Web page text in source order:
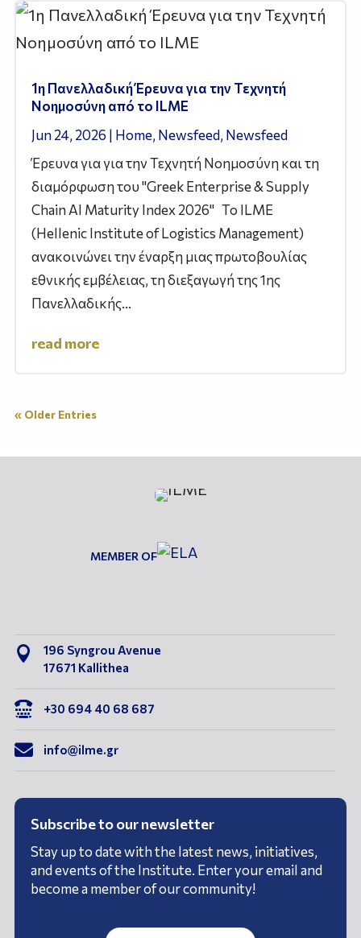
1η Πανελλαδική Έρευνα για την Τεχνητή
Νοημοσύνη από το ILME
Jun 24, 2026 | Home, Newsfeed, Newsfeed
Έρευνα για για την Τεχνητή Νοημοσύνη και τη
διαμόρφωση του "Greek Enterprise & Supply
Chain AI Maturity Index 2026" Το ILME
(Hellenic Institute of Logistics Management)
ανακοινώνει την έναρξη μιας πρωτοβουλίας
εθνικής εμβέλειας, τη διεξαγωγή της 1ης
Πανελλαδικής...
read more
« Older Entries
MEMBER OF

196 Syngrou Avenue
17671 Kallithea
 +30 694 40 68 687
 info@ilme.gr
Subscribe to our newsletter
Stay up to date with the latest news, initiatives,
and events of the Institute. Enter your email and
become a member of our community!